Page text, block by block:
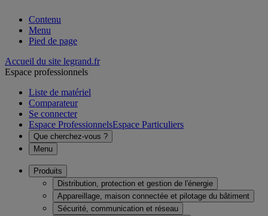
Contenu
Menu
Pied de page
Accueil du site legrand.fr
Espace professionnels
Liste de matériel
Comparateur
Se connecter
Espace ProfessionnelsEspace Particuliers
Que cherchez-vous ?
Menu
Produits
Distribution, protection et gestion de l'énergie
Appareillage, maison connectée et pilotage du bâtiment
Sécurité, communication et réseau